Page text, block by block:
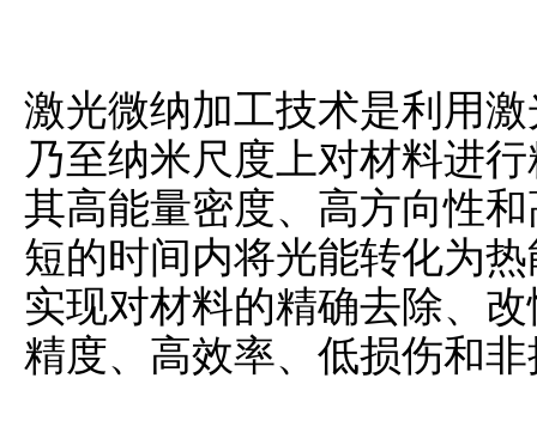
激光微纳加工技术是利用
乃至纳米尺度上对材料进
其高能量密度、高方向性
短的时间内将光能转化为
实现对材料的精确去除、
精度、高效率、低损伤和